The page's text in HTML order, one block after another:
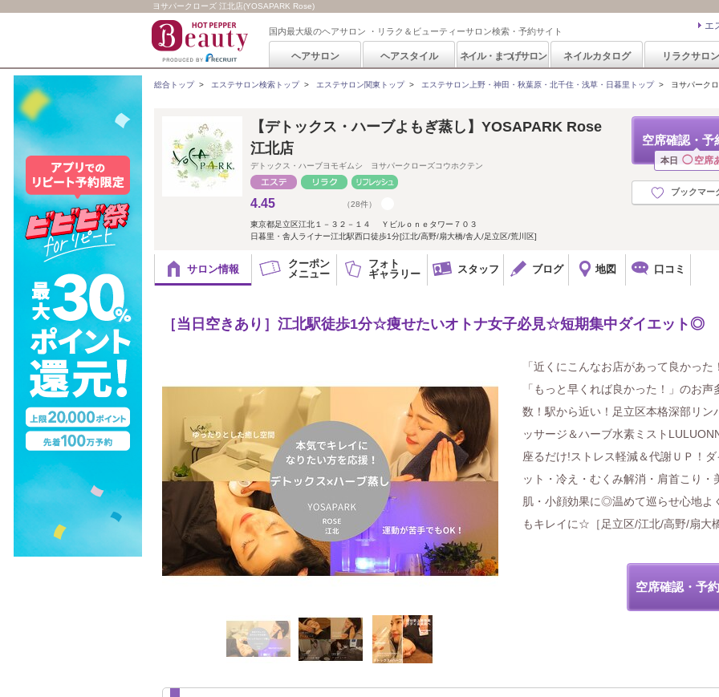
ヨサパークローズ 江北店(YOSAPARK Rose)
国内最大級のヘアサロン ・リラク＆ビューティーサロン検索・予約サイト エ
ヘアサロン ヘアスタイル ネイル・まつげサロン ネイルカタログ リラクサロン
総合トップ> エステサロン検索トップ> エステサロン関東トップ> エステサロン上野・神田・秋葉原・北千住・浅草・日暮里トップ> ヨサパーク
空席確認・予
本日 ◯ 空席
ブックマー
【デトックス・ハーブよもぎ蒸し】YOSAPARK Rose
江北店
デトックス・ハーブヨモギムシ ヨサパークローズコウホクテン
4.45 （28件）
東京都足立区江北１－３２－１４ Ｙビルｏｎｅタワー７０３
日暮里・舎人ライナー江北駅西口徒歩1分[江北/高野/扇大橋/舎人/足立区/荒川区]
サロン情報
クーポン
メニュー
フォト
ギャラリー
スタッフ ブログ 地図 口コミ
［当日空きあり］江北駅徒歩1分☆痩せたいオトナ女子必見☆短期集中ダイエット◎
「近くにこんなお店があって良かった
「もっと早くれば良かった！」のお声
数！駅から近い！足立区本格深部リン
ッサージ＆ハーブ水素ミスト
座るだけ!ストレス軽減＆代謝ＵＰ！ダ
ット・冷え・むくみ解消・肩首こり・
肌・小顔効果に◎温めて巡らせ心地よ
もキレイに☆［足立区/江北/高野/扇大
空席確認・予